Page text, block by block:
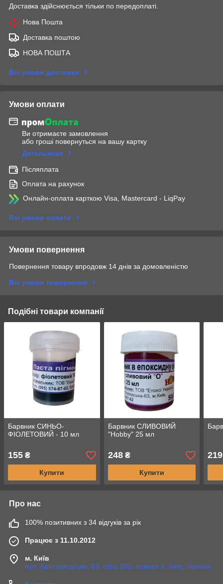
Доставка здійснюється тільки по передоплаті.
Нова Пошта
Доставка поштою
НОВА ПОШТА
Всі умови доставки
Умови оплати
Ви отримаєте замовлення
або гроші повернуться на вашу картку
Детальніше
Післяплата
Оплата на рахунок
Онлайн-оплата карткою Visa, Mastercard - LiqPay
Всі умови оплати
Умови повернення
Повернення товару впродовж 14 днів за домовленістю
Всі умови повернення
Подібні товари компанії
Барвник СИНЬО-
ФІОЛЕТОВИЙ - 10 мл
155 ₴
Купити
Барвник СЛИВОВИЙ
"Hobby" 25 мл
248₴
Купити
219
Про нас
100% позитивних з 34 відгуків за рік
Працює з 11.10.2012
м. Київ
вул. Автозаводська, 83, офіс 202, поверх 2, Київ, Україна